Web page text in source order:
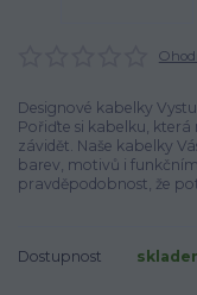
Designové kabelky
Pořiďte si kabelku,
závidět. Naše kabelky
barev, motivů i
pravděpodobnost, že
Dostupnost